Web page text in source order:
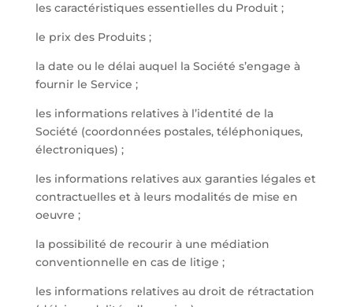
les caractéristiques essentielles du Produit ;
le prix des Produits ;
la date ou le délai auquel la Société s’engage à
fournir le Service ;
les informations relatives à l’identité de la
Société (coordonnées postales, téléphoniques,
électroniques) ;
les informations relatives aux garanties légales et
contractuelles et à leurs modalités de mise en
oeuvre ;
la possibilité de recourir à une médiation
conventionnelle en cas de litige ;
les informations relatives au droit de rétractation